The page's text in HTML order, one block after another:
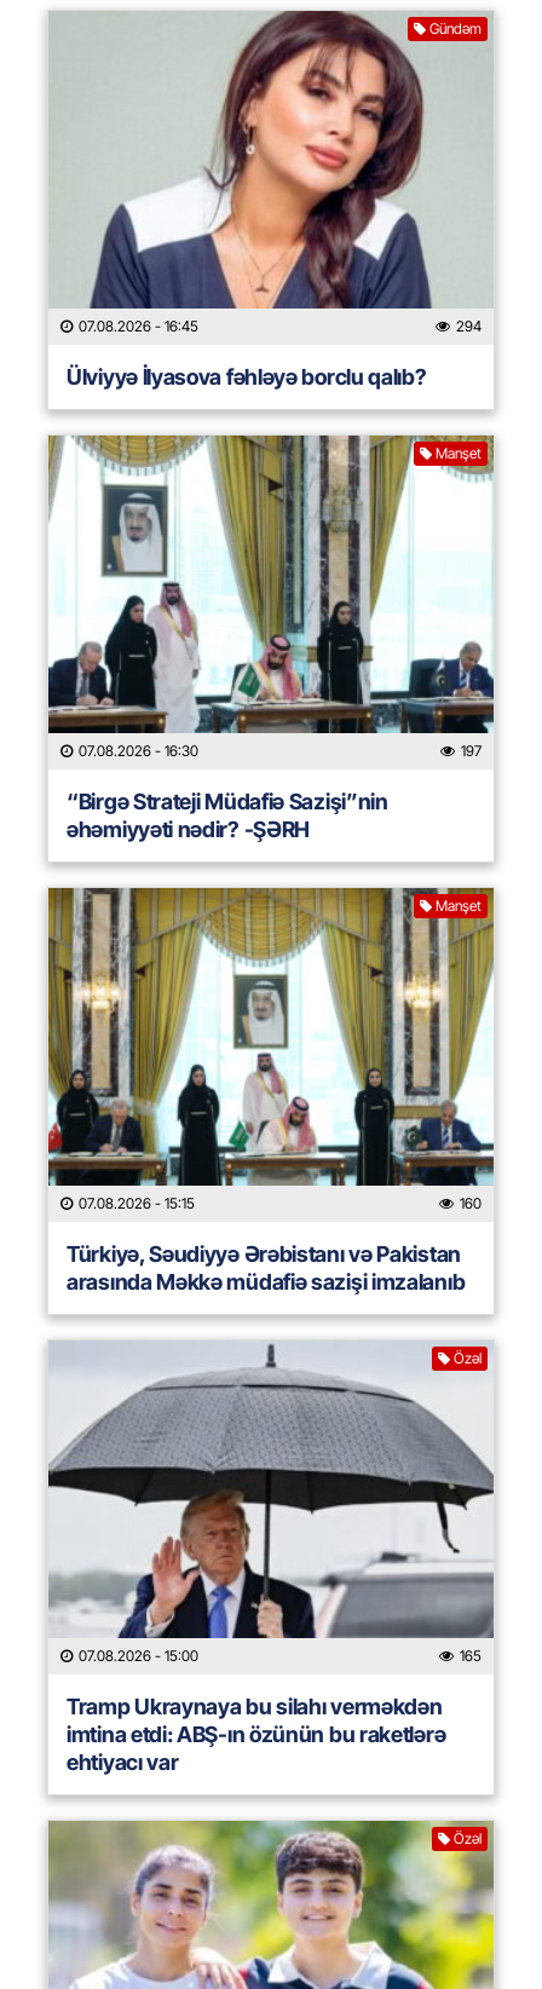
Gündəm
07.08.2026 - 16:45 294
Ülviyyə İlyasova fəhləyə borclu qalıb?
Manşet
07.08.2026 - 16:30 197
“Birgə Strateji Müdafiə Sazişi”nin
əhəmiyyəti nədir? -ŞƏRH
Manşet
07.08.2026 - 15:15 160
Türkiyə, Səudiyyə Ərəbistanı və Pakistan
arasında Məkkə müdafiə sazişi imzalanıb
Özəl
07.08.2026 - 15:00 165
Tramp Ukraynaya bu silahı verməkdən
imtina etdi: ABŞ-ın özünün bu raketlərə
ehtiyacı var
Özəl